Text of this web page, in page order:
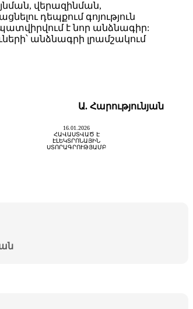
վերազինման,
դեպքում գոյություն
է նոր անձնագիր:
անձնագրի լրամշակում
Ա. Հարությունյան
16.01.2026
ՀԱՎԱՍՏՎԱԾ Է
ԷԼԵԿՏՐՈՆԱՅԻՆ
ՍՏՈՐԱԳՐՈՒԹՅԱՄԲ